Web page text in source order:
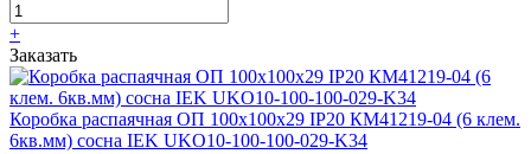
+
Заказать
Коробка распаячная ОП 100х100х29 IP20 КМ41219-04 (6 клем.
6кв.мм) сосна IEK UKO10-100-100-029-K34